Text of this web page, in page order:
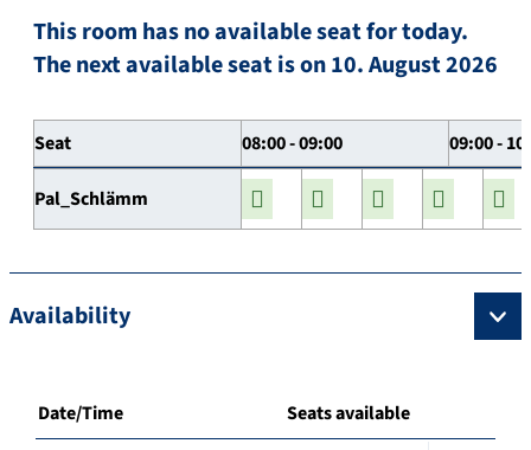
This room has no available seat for today.
The next available seat is on 10. August 2026
Seat 08:00 - 09:00 09:00 -
Pal_Schlämm
Availability
Date/Time Seats available